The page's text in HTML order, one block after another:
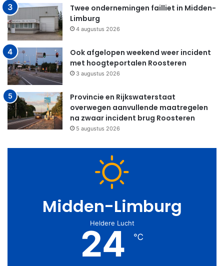
Twee ondernemingen failliet in Midden-
Limburg
4 augustus 2026
Ook afgelopen weekend weer incident
met hoogteportalen Roosteren
3 augustus 2026
Provincie en Rijkswaterstaat
overwegen aanvullende maatregelen
na zwaar incident brug Roosteren
5 augustus 2026
Midden-Limburg
Heldere Lucht
24 ℃